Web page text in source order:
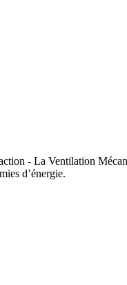
- La Ventilation
d’énergie.